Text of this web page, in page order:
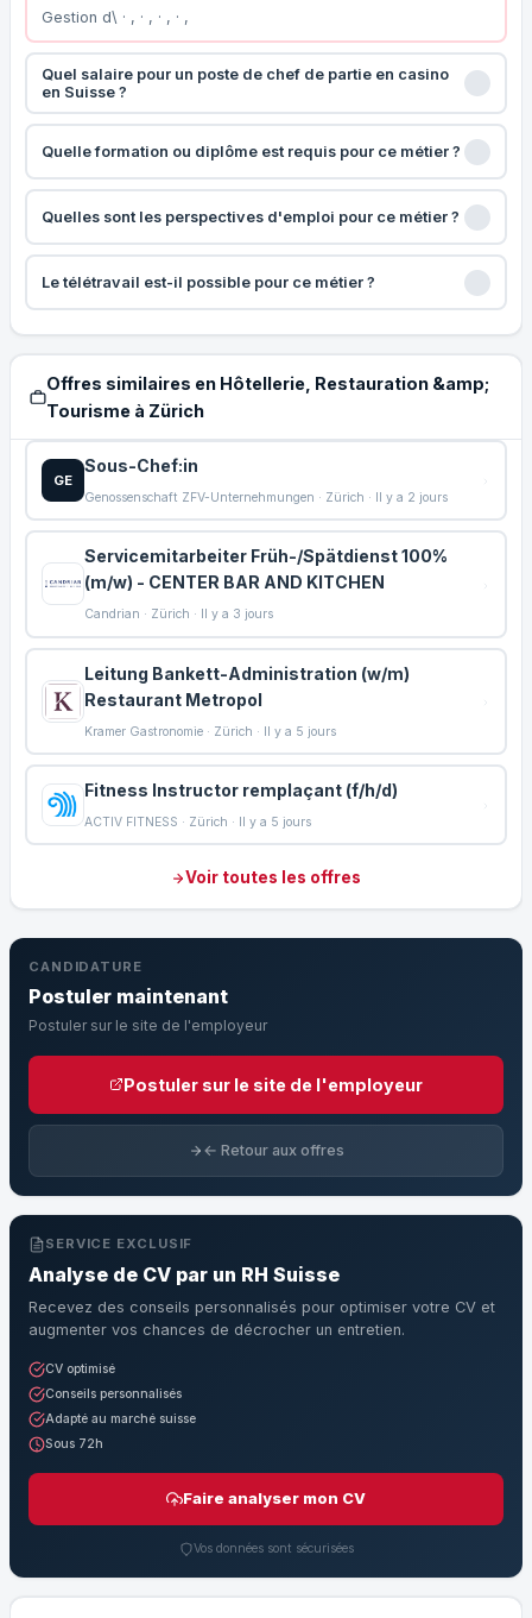
Gestion d\ · , · , · , · ,
Quel salaire pour un poste de chef de partie en casino
en Suisse ?
Quelle formation ou diplôme est requis pour ce métier ?
Quelles sont les perspectives d'emploi pour ce métier ?
Le télétravail est-il possible pour ce métier ?
Offres similaires en Hôtellerie, Restauration &amp;
Tourisme à Zürich
GE
Sous-Chef:in
Genossenschaft ZFV-Unternehmungen · Zürich · Il y a 2 jours
Servicemitarbeiter Früh-/Spätdienst 100%
(m/w) - CENTER BAR AND KITCHEN
Candrian · Zürich · Il y a 3 jours
Leitung Bankett-Administration (w/m)
Restaurant Metropol
Kramer Gastronomie · Zürich · Il y a 5 jours
Fitness Instructor remplaçant (f/h/d)
ACTIV FITNESS · Zürich · Il y a 5 jours
Voir toutes les offres
CANDIDATURE
Postuler maintenant
Postuler sur le site de l'employeur
Postuler sur le site de l'employeur
← Retour aux offres
SERVICE EXCLUSIF
Analyse de CV par un RH Suisse
Recevez des conseils personnalisés pour optimiser votre CV et
augmenter vos chances de décrocher un entretien.
CV optimisé
Conseils personnalisés
Adapté au marché suisse
Sous 72h
Faire analyser mon CV
Vos données sont sécurisées